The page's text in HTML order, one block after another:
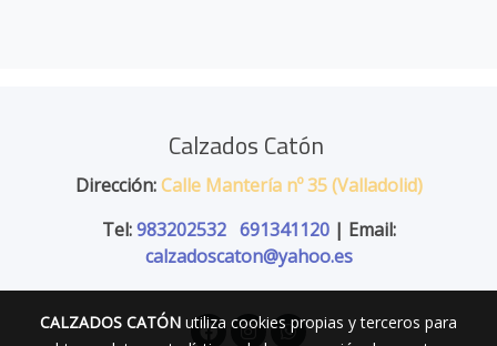
Calzados Catón
Dirección:Calle Mantería nº 35 (Valladolid)
Tel:983202532 691341120| Email:
calzadoscaton@yahoo.es
CALZADOS CATÓN utiliza cookies propias y terceros para